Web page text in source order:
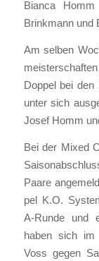
Bian­ca
Brink­mann und
Am sel­ben
Dop­pel bei den
unter sich
Josef Homm
Bei der Mixed
Paa­re
pel K.O.
A‑Runde und
haben sich im
Voss gegen